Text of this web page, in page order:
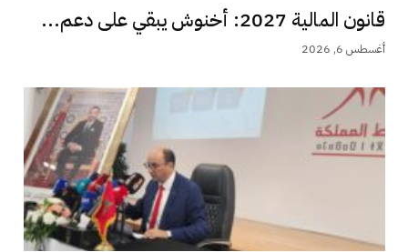
قانون المالية 2027: أخنوش يبقي على دعم...
أغسطس 6, 2026